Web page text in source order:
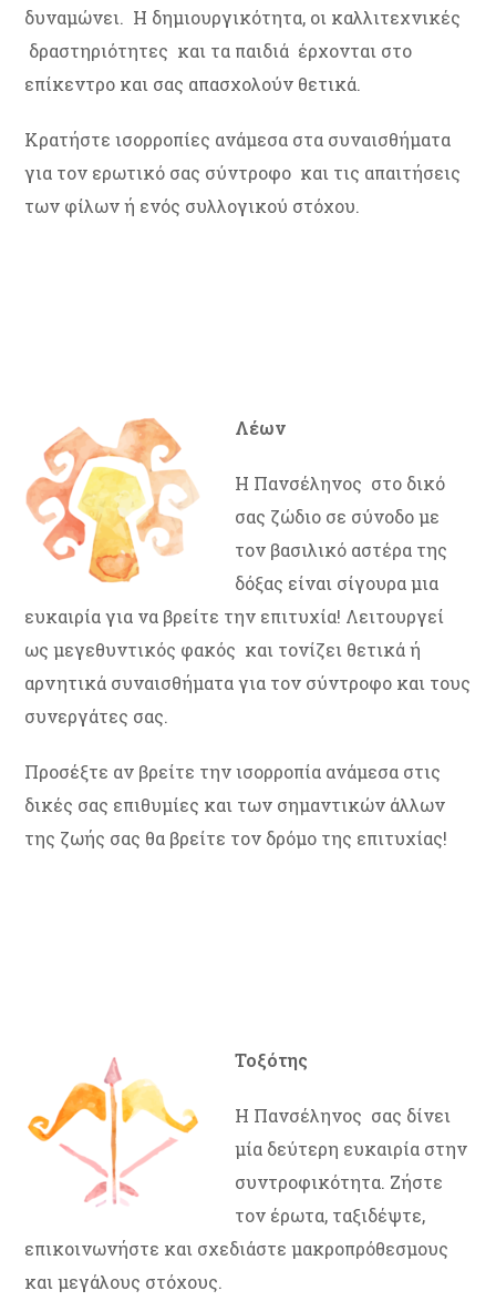
δυναμώνει. Η δημιουργικότητα, οι καλλιτεχνικές
δραστηριότητες και τα παιδιά έρχονται στο
επίκεντρο και σας απασχολούν θετικά.
Κρατήστε ισορροπίες ανάμεσα στα συναισθήματα
για τον ερωτικό σας σύντροφο και τις απαιτήσεις
των φίλων ή ενός συλλογικού στόχου.
Λέων
Η Πανσέληνος στο δικό
σας ζώδιο σε σύνοδο με
τον βασιλικό αστέρα της
δόξας είναι σίγουρα μια
ευκαιρία για να βρείτε την επιτυχία! Λειτουργεί
ως μεγεθυντικός φακός και τονίζει θετικά ή
αρνητικά συναισθήματα για τον σύντροφο και τους
συνεργάτες σας.
Προσέξτε αν βρείτε την ισορροπία ανάμεσα στις
δικές σας επιθυμίες και των σημαντικών άλλων
της ζωής σας θα βρείτε τον δρόμο της επιτυχίας!
Τοξότης
Η Πανσέληνος σας δίνει
μία δεύτερη ευκαιρία στην
συντροφικότητα. Ζήστε
τον έρωτα, ταξιδέψτε,
επικοινωνήστε και σχεδιάστε μακροπρόθεσμους
και μεγάλους στόχους.